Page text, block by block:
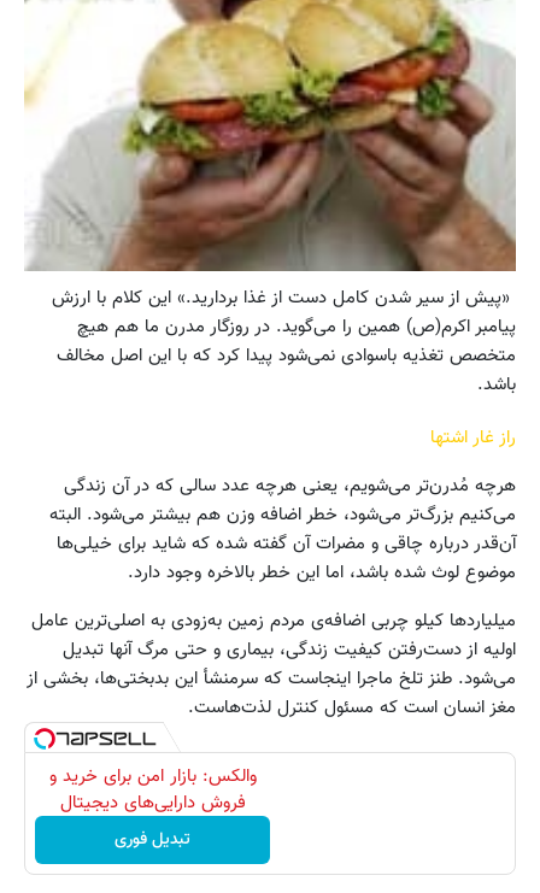
«پیش از سیر شدن کامل دست از غذا بردارید.» این کلام با ارزش
پیامبر اکرم(ص) همین را می‌گوید. در روزگار مدرن ما هم هیچ
متخصص تغذیه باسوادی نمی‌شود پیدا کرد که با این اصل مخالف
باشد.
راز غار اشتها
هرچه مُدرن‌تر می‌شویم، یعنی هرچه عدد سالی که در آن زندگی
می‌کنیم بزرگ‌تر می‌شود، خطر اضافه وزن هم بیشتر می‌شود. البته
آن‌قدر درباره چاقی و مضرات آن گفته شده که شاید برای خیلی‌ها
موضوع لوث شده باشد، اما این خطر بالاخره وجود دارد.
میلیاردها کیلو چربی اضافه‌ی مردم زمین به‌زودی به‌ اصلی‌ترین عامل
اولیه از دست‌رفتن کیفیت زندگی، بیماری و حتی مرگ آنها تبدیل
می‌شود. طنز تلخ ماجرا اینجاست که سرمنشأ این بدبختی‌ها، بخشی از
مغز انسان است که مسئول کنترل لذت‌هاست.
والکس: بازار امن برای خرید و
فروش دارایی‌های دیجیتال
تبدیل فوری